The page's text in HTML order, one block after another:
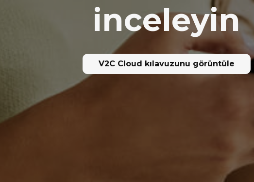
inceleyin
V2C Cloud kılavuzunu görüntüle